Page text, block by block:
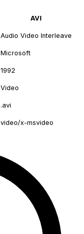
AVI
Audio Video Interleave
Microsoft
1992
Video
.avi
video/x-msvideo